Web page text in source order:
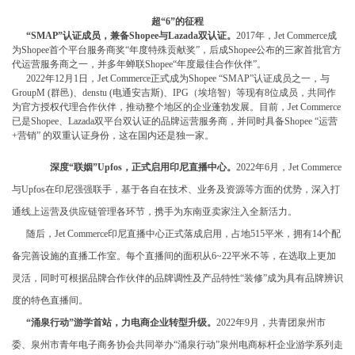
超“6”的征程
“SMAP”认证成员，兼备Shopee与Lazada双认证。 2017年，Jet Commerce成
为Shopee首个平台服务商奖“年度特殊贡献奖”，后成Shopee公布的三家首批官方
代运营服务商之一，并多年蝉联Shopee“年度最佳合作伙伴”。
2022年12月1日，Jet Commerce正式成为Shopee “SMAP”认证成员之一，与
GroupM (群邑)、denstu (电通安吉斯)、IPG（埃培智）等现有8位成员，共同作
为官方授权代理合作伙伴，推动整个地区的企业蓬勃发展。目前，Jet Commerce
已是Shopee、Lazada双平台双认证的品牌运营服务商，并同时具备Shopee “运营
+营销” 的双重认证身份，这在国内还是独一家。
深度“联姻”Upfos，正式启用印尼直播中心。 2022年6月，Jet Commerce
与Upfos在印尼强强联手，基于各自在技术、业务及资源等方面的优势，深入打
通线上运营及供应链管理各环节，携手为东南亚卖家注入全新活力。
随后，Jet Commerce印尼直播中心正式落成启用，占地515平米，拥有14个配
备完善设施的直播工作室。每个直播间的面积从6~22平米不等，在选取上更加
灵活，同时可根据品牌合作伙伴的品牌调性及产品特性“装修”成为具有品牌辨识
度的特色直播间。
“涌泉行动”游学首站，力电商企业转型升级。 2022年9月，共青团泉州市
委、泉州市青年电子商务协会共同举办“涌泉行动”泉州电商标杆企业游学系列走